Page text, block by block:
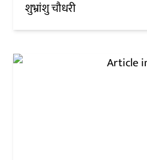
शुभ्रांशु चौधरी